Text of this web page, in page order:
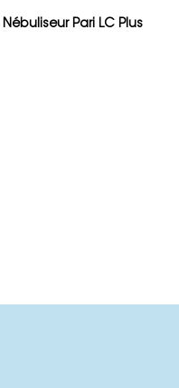
Nébuliseur Pari LC Plus